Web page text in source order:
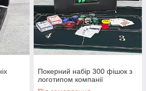
Покерний набір 300 фішок з
логотипом компанії